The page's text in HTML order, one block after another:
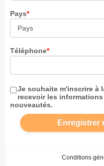
Protection des données
IA & Souveraineté
Politique IA & souveraineté numérique
Pays*
Téléphone*
Je souhaite m'inscrire à
recevoir les
nouveautés.
Enregistrer
Conditions